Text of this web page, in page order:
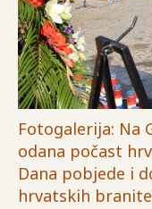
Fotogalerija: Na
odana počast
Dana pobjede i
hrvatskih